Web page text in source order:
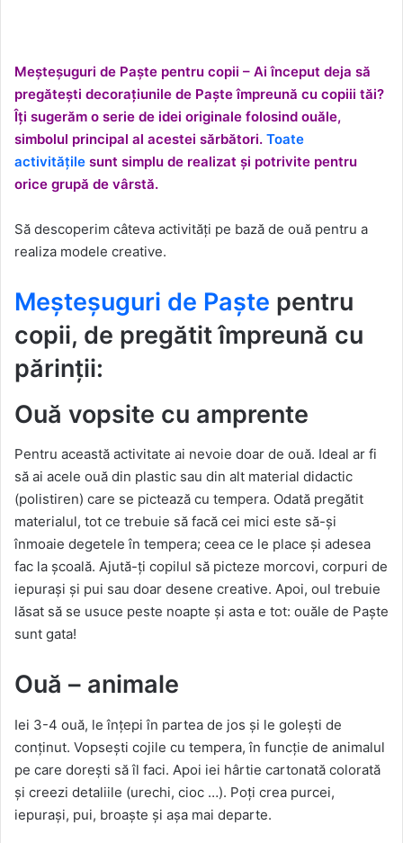
Meșteșuguri de Paște pentru copii – Ai început deja să
pregătești decorațiunile de Paște împreună cu copiii tăi?
Îți sugerăm o serie de idei originale folosind ouăle,
simbolul principal al acestei sărbători. Toate
activitățile sunt simplu de realizat și potrivite pentru
orice grupă de vârstă.
Să descoperim câteva activități pe bază de ouă pentru a
realiza modele creative.
Meșteșuguri de Paște pentru
copii, de pregătit împreună cu
părinții:
Ouă vopsite cu amprente
Pentru această activitate ai nevoie doar de ouă. Ideal ar fi
să ai acele ouă din plastic sau din alt material didactic
(polistiren) care se pictează cu tempera. Odată pregătit
materialul, tot ce trebuie să facă cei mici este să-și
înmoaie degetele în tempera; ceea ce le place și adesea
fac la școală. Ajută-ți copilul să picteze morcovi, corpuri de
iepurași și pui sau doar desene creative. Apoi, oul trebuie
lăsat să se usuce peste noapte și asta e tot: ouăle de Paște
sunt gata!
Ouă – animale
Iei 3-4 ouă, le înțepi în partea de jos și le golești de
conținut. Vopsești cojile cu tempera, în funcție de animalul
pe care dorești să îl faci. Apoi iei hârtie cartonată colorată
și creezi detaliile (urechi, cioc …). Poți crea purcei,
iepurași, pui, broaște și așa mai departe.